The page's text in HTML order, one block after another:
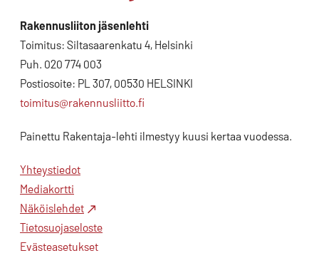
Rakennusliiton jäsenlehti
Toimitus: Siltasaarenkatu 4, Helsinki
Puh. 020 774 003
Postiosoite: PL 307, 00530 HELSINKI
toimitus@rakennusliitto.fi
Painettu Rakentaja-lehti ilmestyy kuusi kertaa vuodessa.
Yhteystiedot
Mediakortti
Näköislehdet
Tietosuojaseloste
Evästeasetukset